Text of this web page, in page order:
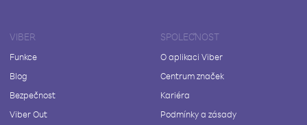
VIBER
Funkce
Blog
Bezpečnost
Viber Out
SPOLEČNOST
O aplikaci Viber
Centrum značek
Kariéra
Podmínky a zásady